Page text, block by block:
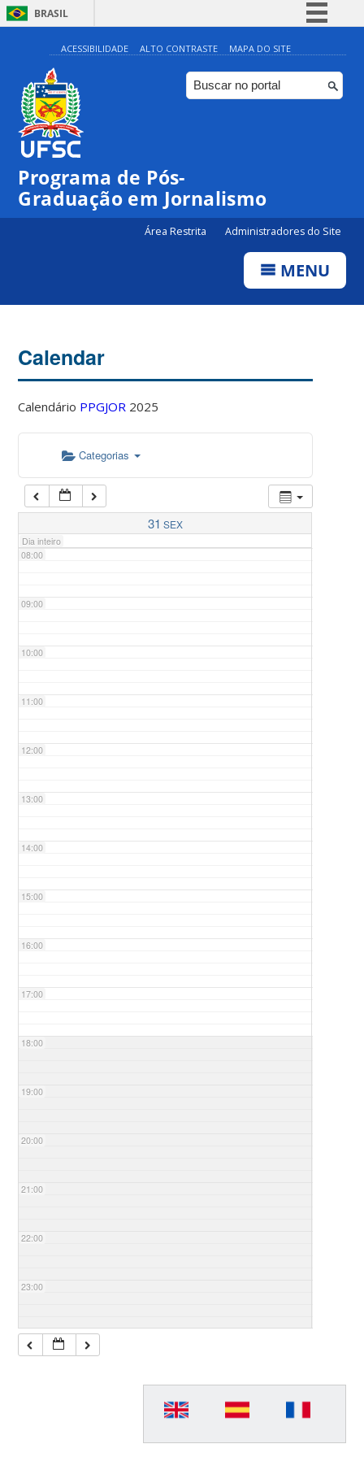
BRASIL
Simplifique!
Comunica BR
Participe
ACESSIBILIDADE ALTO CONTRASTE MAPA DO SITE
Programa de Pós-
Graduação em Jornalismo
Área Restrita Administradores do Site
MENU
Calendar
Calendário PPGJOR 2025
Categorias
31 SEX
Dia inteiro
04:00
05:00
07:00
08:00
09:00
10:00
11:00
12:00
13:00
14:00
15:00
16:00
17:00
18:00
19:00
20:00
21:00
22:00
23:00